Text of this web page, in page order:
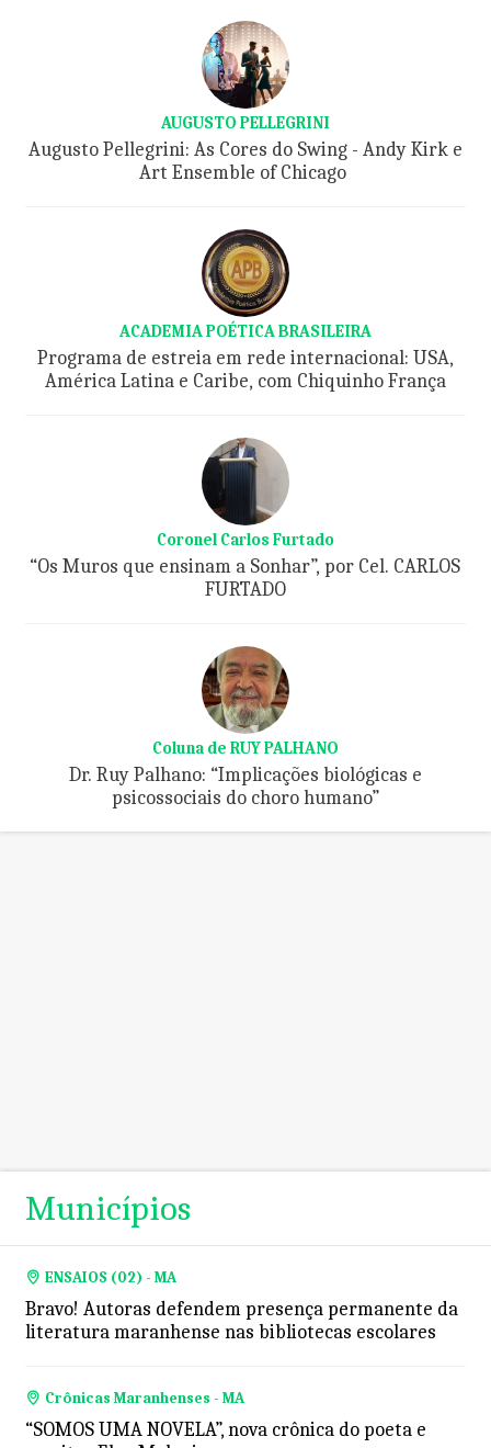
AUGUSTO PELLEGRINI
Augusto Pellegrini: As Cores do Swing - Andy Kirk e
Art Ensemble of Chicago
ACADEMIA POÉTICA BRASILEIRA
Programa de estreia em rede internacional: USA,
América Latina e Caribe, com Chiquinho França
Coronel Carlos Furtado
“Os Muros que ensinam a Sonhar”, por Cel. CARLOS
FURTADO
Coluna de RUY PALHANO
Dr. Ruy Palhano: “Implicações biológicas e
psicossociais do choro humano”
Municípios
ENSAIOS (02) - MA
Bravo! Autoras defendem presença permanente da
literatura maranhense nas bibliotecas escolares
Crônicas Maranhenses - MA
“SOMOS UMA NOVELA”, nova crônica do poeta e